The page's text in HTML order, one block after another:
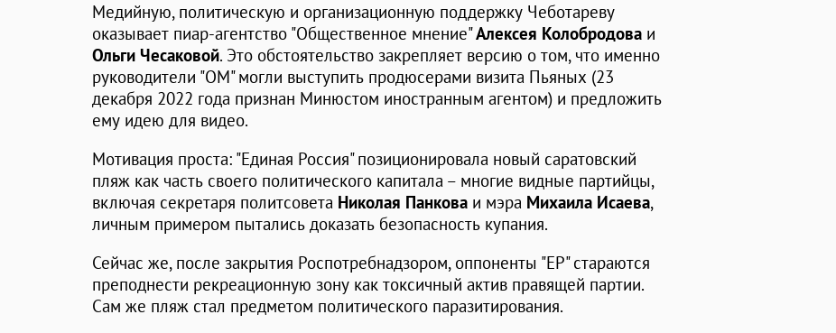
Медийную, политическую и организационную поддержку Чеботареву
оказывает пиар-агентство "Общественное мнение"Алексея Колобродова и
Ольги Чесаковой. Это обстоятельство закрепляет версию о том, что именно
руководители "ОМ" могли выступить продюсерами визита Пьяных (23
декабря 2022 года признан Минюстом иностранным агентом) и предложить
ему идею для видео.
Мотивация проста: "Единая Россия" позиционировала новый саратовский
пляж как часть своего политического капитала – многие видные партийцы,
включая секретаря политсовета Николая Панкова и мэра Михаила Исаева,
личным примером пытались доказать безопасность купания.
Сейчас же, после закрытия Роспотребнадзором, оппоненты "ЕР" стараются
преподнести рекреационную зону как токсичный актив правящей партии.
Сам же пляж стал предметом политического паразитирования.